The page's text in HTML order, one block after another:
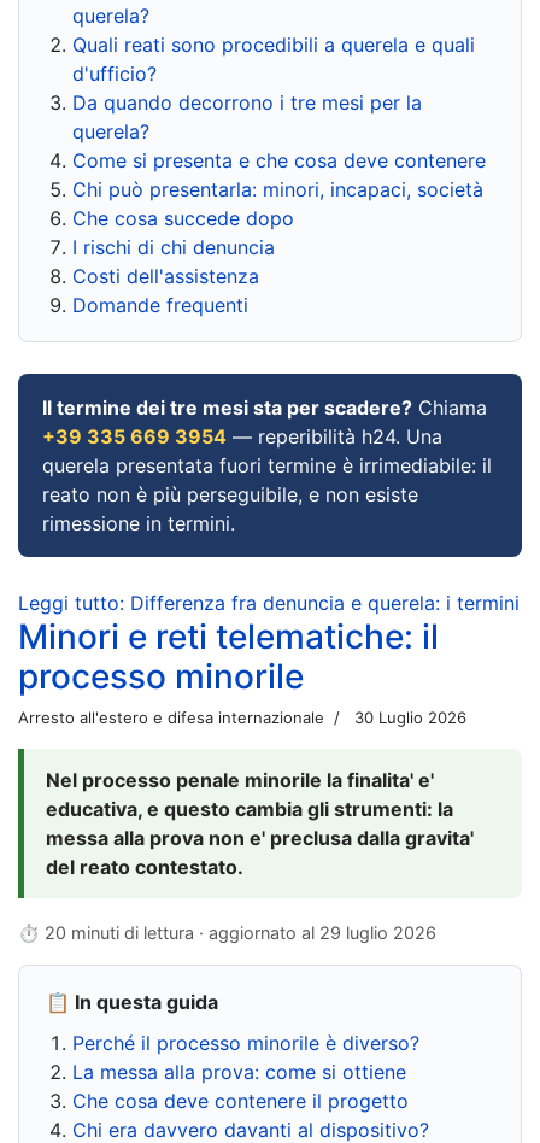
querela?
Quali reati sono procedibili a querela e quali
d'ufficio?
Da quando decorrono i tre mesi per la
querela?
Come si presenta e che cosa deve contenere
Chi può presentarla: minori, incapaci, società
Che cosa succede dopo
I rischi di chi denuncia
Costi dell'assistenza
Domande frequenti
Il termine dei tre mesi sta per scadere? Chiama
+39 335 669 3954 — reperibilità h24. Una
querela presentata fuori termine è irrimediabile: il
reato non è più perseguibile, e non esiste
rimessione in termini.
Leggi tutto: Differenza fra denuncia e querela: i termini
Minori e reti telematiche: il
processo minorile
Arresto all'estero e difesa internazionale 30 Luglio 2026
Nel processo penale minorile la finalita' e'
educativa, e questo cambia gli strumenti: la
messa alla prova non e' preclusa dalla gravita'
del reato contestato.
⏱ 20 minuti di lettura · aggiornato al 29 luglio 2026
📋 In questa guida
Perché il processo minorile è diverso?
La messa alla prova: come si ottiene
Che cosa deve contenere il progetto
Chi era davvero davanti al dispositivo?